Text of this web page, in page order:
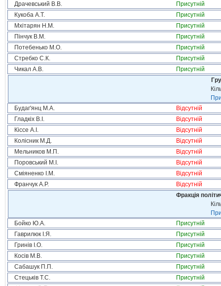
Драчевський В.В.
Присутній
Кукоба А.Т.
Присутній
Мхітарян Н.М.
Присутній
Пінчук В.М.
Присутній
Потебенько М.О.
Присутній
Стребко С.К.
Присутній
Чикал А.В.
Присутній
Будаг'янц М.А.
Відсутній
Гладкіх В.І.
Відсутній
Кіссе А.І.
Відсутній
Колісник М.Д.
Відсутній
Мельников М.П.
Відсутній
Поровський М.І.
Відсутній
Сміяненко І.М.
Відсутній
Франчук А.Р.
Відсутній
Фракція
Бойко Ю.А.
Присутній
Гаврилюк І.Я.
Присутній
Гринів І.О.
Присутній
Косів М.В.
Присутній
Сабашук П.П.
Присутній
Стецьків Т.С.
Присутній